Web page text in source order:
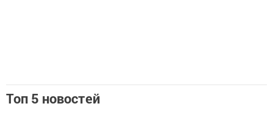
Топ 5 новостей